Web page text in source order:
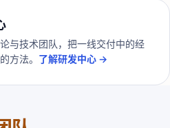
与技术团队，把一线交付中的经
方法。 了解研发中心 →